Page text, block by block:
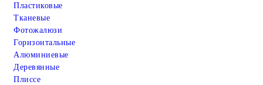
Пластиковые
Тканевые
Фотожалюзи
Горизонтальные
Алюминиевые
Деревянные
Плиссе